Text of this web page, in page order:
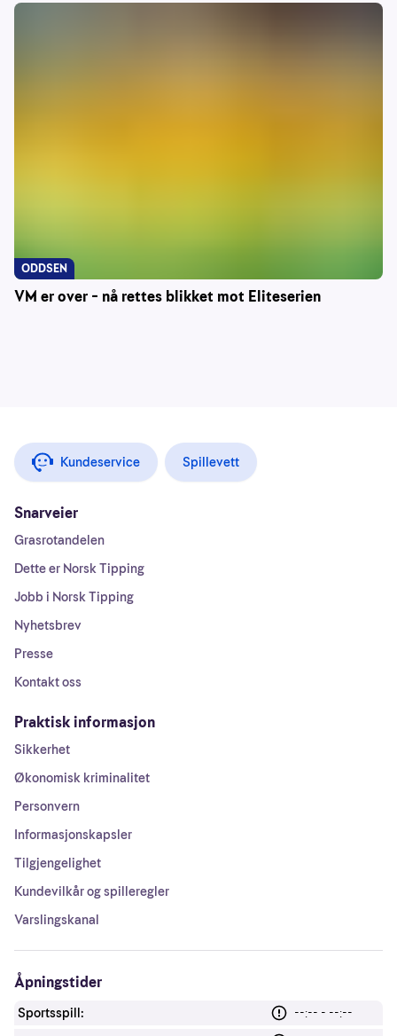
VM er over – nå rettes blikket mot Eliteserien
ODDSEN
Kundeservice Spillevett
Snarveier
Grasrotandelen
Dette er Norsk Tipping
Jobb i Norsk Tipping
Nyhetsbrev
Presse
Kontakt oss
Praktisk informasjon
Sikkerhet
Økonomisk kriminalitet
Personvern
Informasjonskapsler
Tilgjengelighet
Kundevilkår og spilleregler
Varslingskanal
Åpningstider
Sportsspill:
--:-- - --:--